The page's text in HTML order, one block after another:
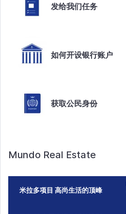
发给我们任务
如何开设银行账户
获取公民身份
Mundo Real Estate
米拉多项目 高尚生活的顶峰